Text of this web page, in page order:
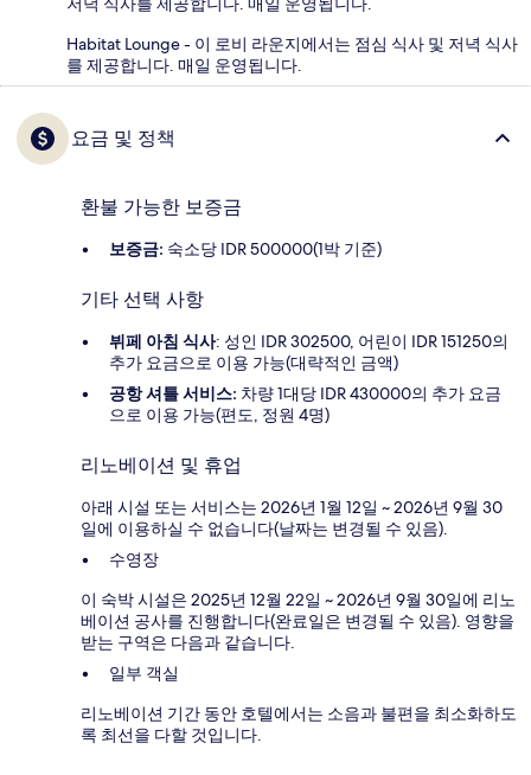
Habitat Lounge - 이 로비 라운지에서는 점심 식사 및 저녁 식사
를 제공합니다. 매일 운영됩니다.
요금 및 정책
환불 가능한 보증금
보증금: 숙소당 IDR 500000(1박 기준)
기타 선택 사항
뷔페 아침 식사: 성인 IDR 302500, 어린이 IDR 151250의
추가 요금으로 이용 가능(대략적인 금액)
공항 셔틀 서비스: 차량 1대당 IDR 430000의 추가 요금
으로 이용 가능(편도, 정원 4명)
리노베이션 및 휴업
아래 시설 또는 서비스는 2026년 1월 12일 ~ 2026년 9월 30
일에 이용하실 수 없습니다(날짜는 변경될 수 있음).
수영장
이 숙박 시설은 2025년 12월 22일 ~ 2026년 9월 30일에 리노
베이션 공사를 진행합니다(완료일은 변경될 수 있음). 영향을
받는 구역은 다음과 같습니다.
일부 객실
리노베이션 기간 동안 호텔에서는 소음과 불편을 최소화하도
록 최선을 다할 것입니다.